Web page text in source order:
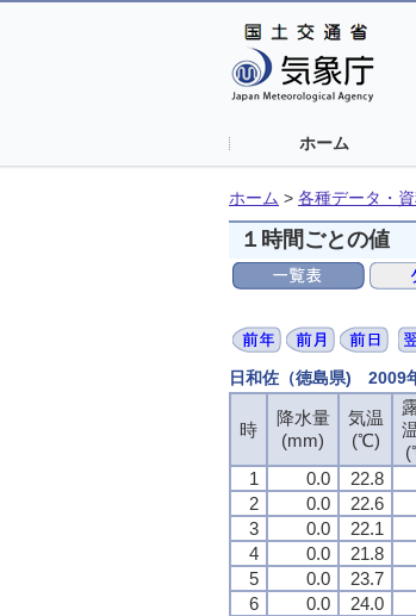
ホーム
ホーム > 各種データ・
１時間ごとの値
日和佐（徳島県) 2009
時
降水量
(mm)
気温
(℃)
1
0.0 22.8
2
0.0 22.6
3
0.0 22.1
4
0.0 21.8
5
0.0 23.7
6
0.0 24.0